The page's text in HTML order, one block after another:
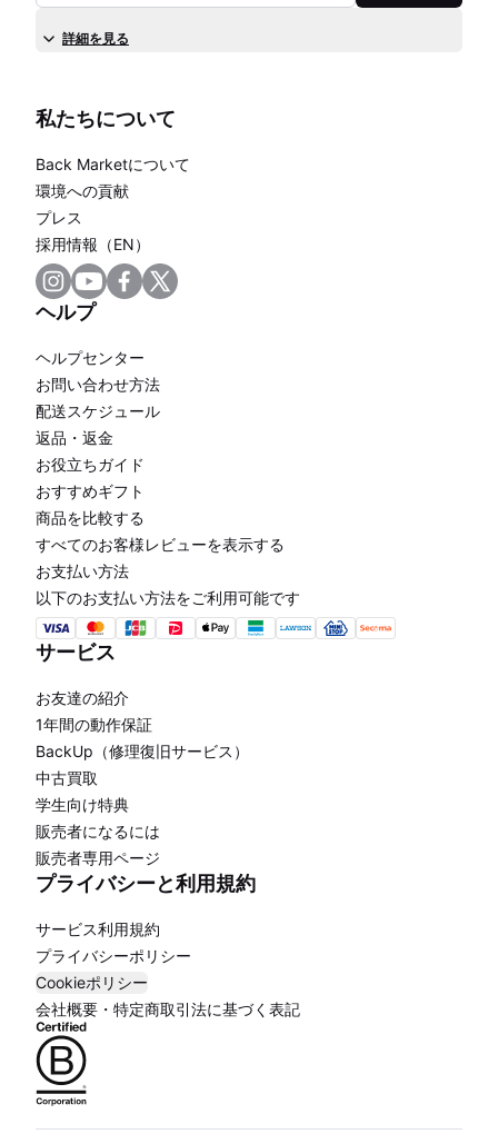
詳細を見る
私たちについて
Back Marketについて
環境への貢献
プレス
採用情報（EN）
ヘルプ
ヘルプセンター
お問い合わせ方法
配送スケジュール
返品・返金
お役立ちガイド
おすすめギフト
商品を比較する
すべてのお客様レビューを表示する
お支払い方法
以下のお支払い方法をご利用可能です
サービス
お友達の紹介
1年間の動作保証
BackUp（修理復旧サービス）
中古買取
学生向け特典
販売者になるには
販売者専用ページ
プライバシーと利用規約
サービス利用規約
プライバシーポリシー
Cookieポリシー
会社概要・特定商取引法に基づく表記